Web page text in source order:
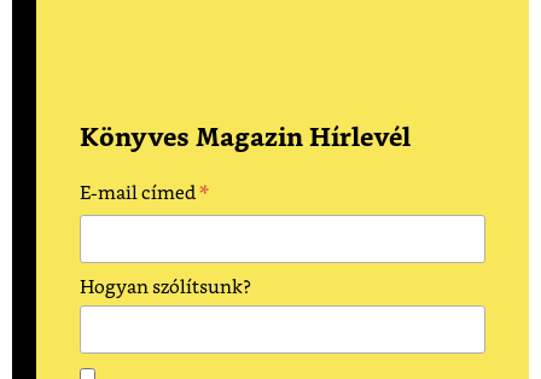
Könyves Magazin Hírlevél
E-mail címed *
Hogyan szólítsunk?